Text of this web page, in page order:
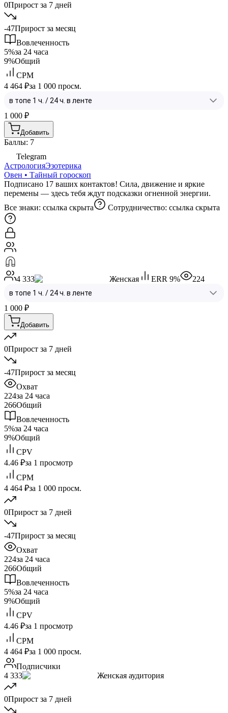
0Прирост за 7 дней
-47Прирост за месяц
Вовлеченность
5%за 24 часа
9%Общий
CPM
4 464 ₽за 1 000 просм.
1 000 ₽
Добавить
Баллы: 7
Telegram
АстрологияЭзотерика
Овен • Тайный гороскоп
Подписано 17 ваших контактов! Сила, движение и яркие
перемены — здесь тебя ждут подсказки огненной энергии.
Все знаки: ссылка скрыта Сотрудничество: ссылка скрыта
4 333 Женская ERR 9% 224
1 000 ₽
Добавить
0Прирост за 7 дней
-47Прирост за месяц
Охват
224за 24 часа
266Общий
Вовлеченность
5%за 24 часа
9%Общий
CPV
4.46 ₽за 1 просмотр
CPM
4 464 ₽за 1 000 просм.
0Прирост за 7 дней
-47Прирост за месяц
Охват
224за 24 часа
266Общий
Вовлеченность
5%за 24 часа
9%Общий
CPV
4.46 ₽за 1 просмотр
CPM
4 464 ₽за 1 000 просм.
Подписчики
4 333
Женская аудитория
0Прирост за 7 дней